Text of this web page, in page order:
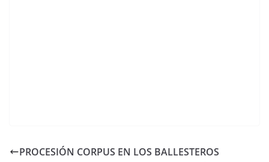
PROCESIÓN CORPUS EN LOS BALLESTEROS